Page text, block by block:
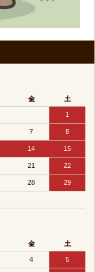
金 土
1
7 8
14 15
21 22
28 29
金 土
4 5